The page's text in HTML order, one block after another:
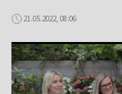
21.05.2022, 08:06